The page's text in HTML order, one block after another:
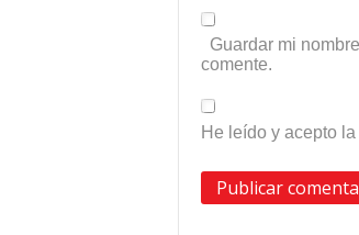
Guardar mi
comente.
He leído y acepto la